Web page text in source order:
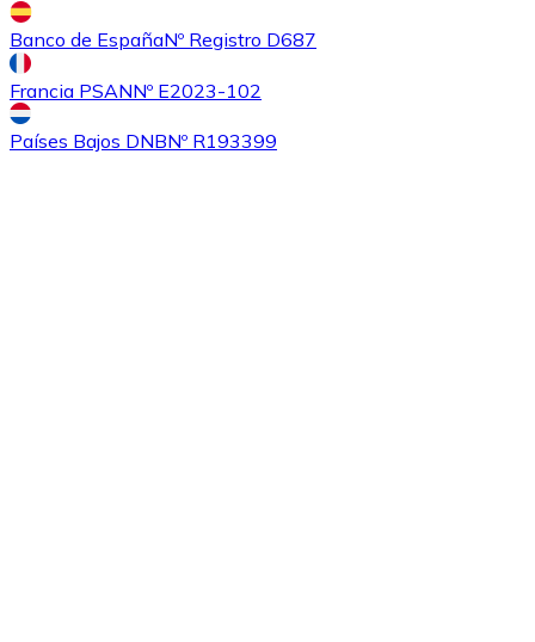
Comprar
ETC
Banco de EspañaNº Registro D687
Francia PSANNº E2023-102
Países Bajos DNBNº R193399